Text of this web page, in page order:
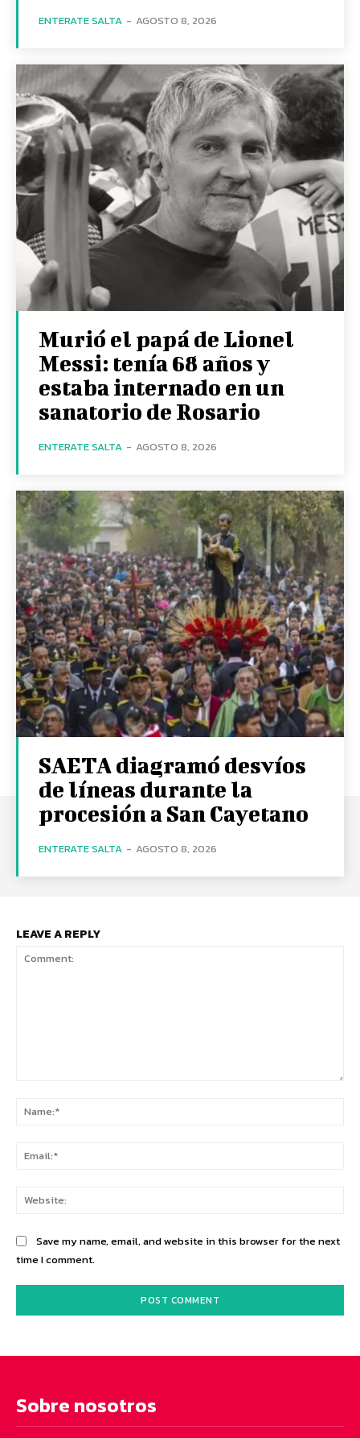
ENTERATE SALTA - AGOSTO 8, 2026
Murió el papá de Lionel
Messi: tenía 68 años y
estaba internado en un
sanatorio de Rosario
ENTERATE SALTA - AGOSTO 8, 2026
SAETA diagramó desvíos
de líneas durante la
procesión a San Cayetano
ENTERATE SALTA - AGOSTO 8, 2026
LEAVE A REPLY
Save my name, email, and website in this browser for the next
time I comment.
Sobre nosotros